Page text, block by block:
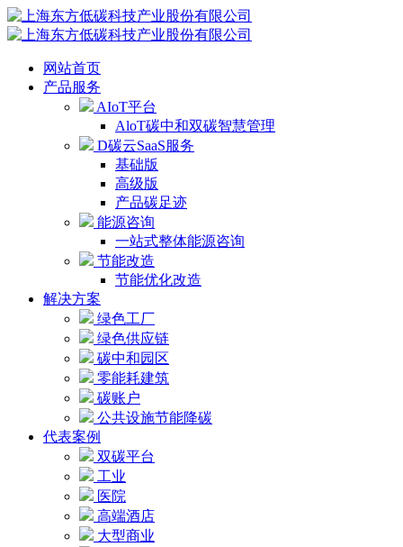
网站首页
产品服务
AIoT平台
AloT碳中和双碳智慧管理
D碳云SaaS服务
基础版
高级版
产品碳足迹
能源咨询
一站式整体能源咨询
节能改造
节能优化改造
解决方案
绿色工厂
绿色供应链
碳中和园区
零能耗建筑
碳账户
公共设施节能降碳
代表案例
双碳平台
工业
医院
高端酒店
大型商业